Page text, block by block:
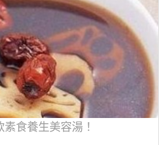
食養生美容湯！